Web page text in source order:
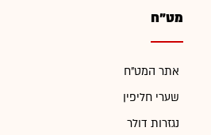
מט"ח
אתר המט"ח
שערי חליפין
נגזרות דולר